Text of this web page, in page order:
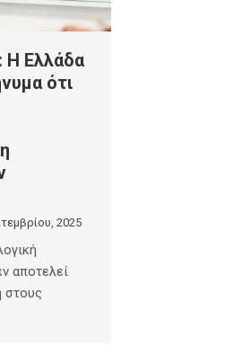
Η Ελλάδα
ότι
2025
αποτελεί
στους